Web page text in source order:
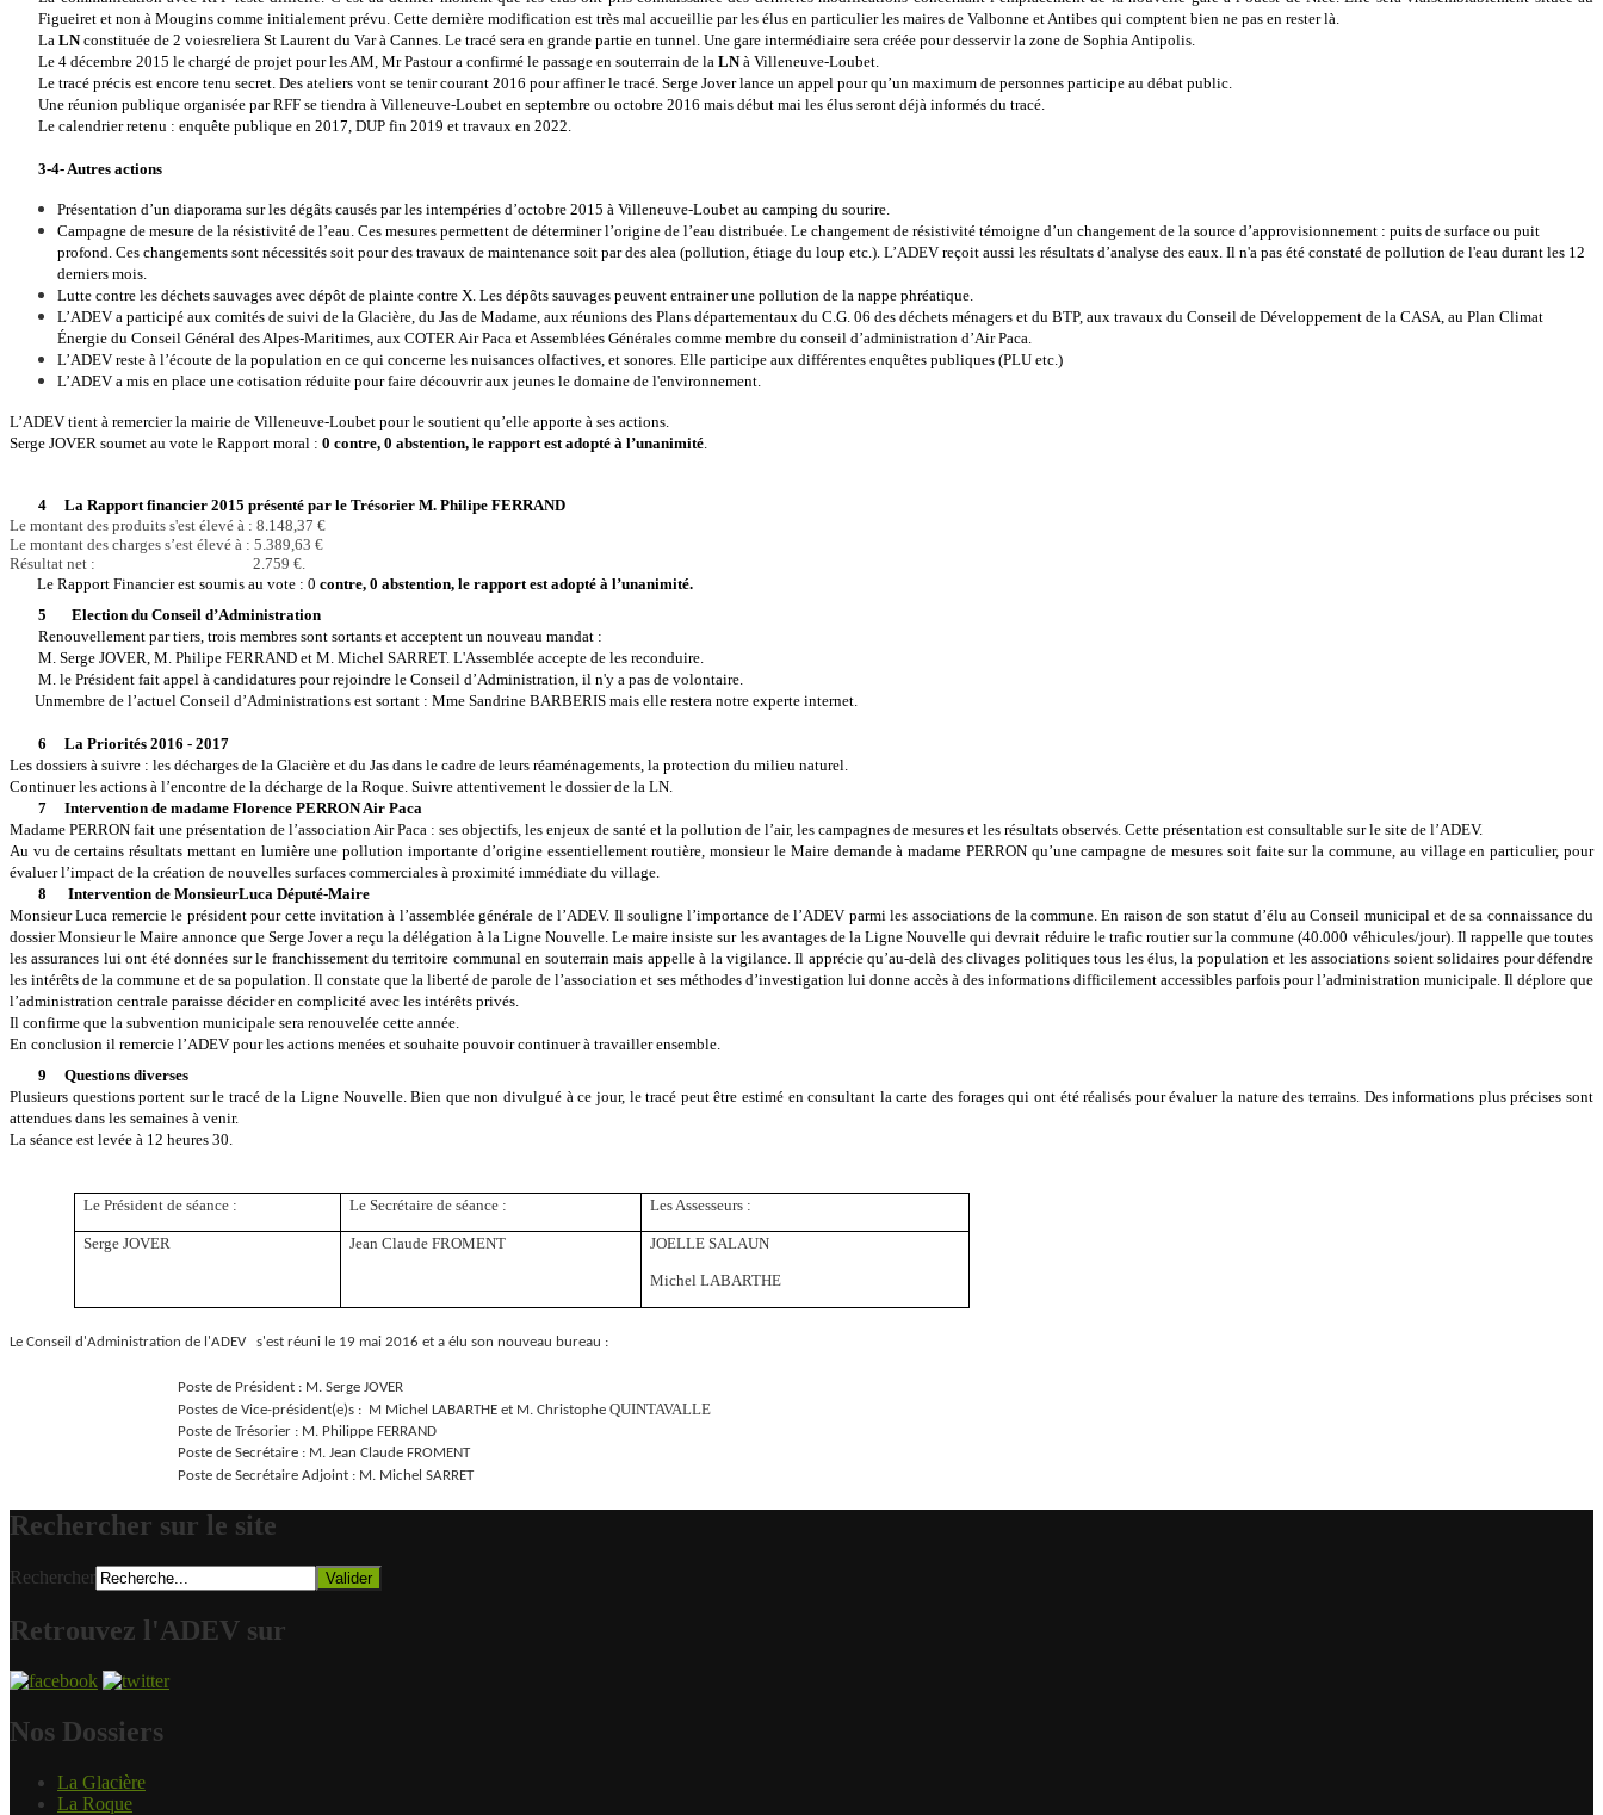
Figueiret et non à Mougins comme initialement prévu. Cette dernière modification est très mal accueillie par les élus en particulier les maires de Valbonne et Antibes qui comptent bien ne pas en rester là.
LaLNconstituée de 2 voiesreliera St Laurent du Var à Cannes. Le tracé sera en grande partie en tunnel. Une gare intermédiaire sera créée pour desservir la zone de Sophia Antipolis.
Le 4 décembre 2015 le chargé de projet pour les AM, Mr Pastour a confirmé le passage en souterrain de laLNà Villeneuve-Loubet.
Le tracé précis est encore tenu secret. Des ateliers vont se tenir courant 2016 pour affiner le tracé. Serge Jover lance un appel pour qu’un maximum de personnes participe au débat public.
Une réunion publique organisée par RFF se tiendra à Villeneuve-Loubet en septembre ou octobre 2016 mais début mai les élus seront déjà informés du tracé.
Le calendrier retenu : enquête publique en 2017, DUP fin 2019 et travaux en 2022.
3-4- Autres actions
Présentation d’un diaporama sur les dégâts causés par les intempéries d’octobre 2015 à Villeneuve-Loubet au camping du sourire.
Campagne de mesure de la résistivité de l’eau. Ces mesures permettent de déterminer l’origine de l’eau distribuée. Le changement de résistivité témoigne d’un changement de la source d’approvisionnement : puits de surface ou puit
profond. Ces changements sont nécessités soit pour des travaux de maintenance soit par des alea (pollution, étiage du loup etc.). L’ADEV reçoit aussi les résultats d’analyse des eaux. Il n'a pas été constaté de pollution de l'eau durant les 12
derniers mois.
Lutte contre les déchets sauvages avec dépôt de plainte contre X. Les dépôts sauvages peuvent entrainer une pollution de la nappe phréatique.
L’ADEV a participé aux comités de suivi de la Glacière, du Jas de Madame, aux réunions des Plans départementaux du C.G. 06 des déchets ménagers et du BTP, aux travaux du Conseil de Développement de la CASA, au Plan Climat
Énergie du Conseil Général des Alpes-Maritimes, aux COTER Air Paca et Assemblées Générales comme membre du conseil d’administration d’Air Paca.
L’ADEV reste à l’écoute de la population en ce qui concerne les nuisances olfactives, et sonores. Elle participe aux différentes enquêtes publiques (PLU etc.)
L’ADEV a mis en place une cotisation réduite pour faire découvrir aux jeunes le domaine de l'environnement.
L’ADEV tient à remercier la mairie de Villeneuve-Loubet pour le soutient qu’elle apporte à ses actions.
Serge JOVER soumet au vote le Rapport moral : 0 contre, 0 abstention, le rapport est adopté à l’unanimité.
4 La Rapport financier 2015 présenté par le Trésorier M. Philipe FERRAND
Le montant des produits s'est élevé à : 8.148,37 €
Le montant des charges s’est élevé à : 5.389,63 €
Résultat net : 2.759 €.
Le Rapport Financier est soumis au vote : 0 contre, 0 abstention, le rapport est adopté à l’unanimité.
5
Election du Conseil d’Administration
Renouvellement par tiers, trois membres sont sortants et acceptent un nouveau mandat :
M. Serge JOVER, M. Philipe FERRAND et M. Michel SARRET. L'Assemblée accepte de les reconduire.
M. le Président fait appel à candidatures pour rejoindre le Conseil d’Administration, il n'y a pas de volontaire.
Unmembre de l’actuel Conseil d’Administrations est sortant : Mme Sandrine BARBERIS mais elle restera notre experte internet.
6 La Priorités 2016 - 2017
Les dossiers à suivre : les décharges de la Glacière et du Jas dans le cadre de leurs réaménagements, la protection du milieu naturel.
Continuer les actions à l’encontre de la décharge de la Roque. Suivre attentivement le dossier de la LN.
7 Intervention de madame Florence PERRON Air Paca
Madame PERRON fait une présentation de l’association Air Paca : ses objectifs, les enjeux de santé et la pollution de l’air, les campagnes de mesures et les résultats observés. Cette présentation est consultable sur le site de l’ADEV.
Au vu de certains résultats mettant en lumière une pollution importante d’origine essentiellement routière, monsieur le Maire demande à madame PERRON qu’une campagne de mesures soit faite sur la commune, au village en particulier, pour
évaluer l’impact de la création de nouvelles surfaces commerciales à proximité immédiate du village.
8
Intervention de MonsieurLuca Député-Maire
Monsieur Luca remercie le président pour cette invitation à l’assemblée générale de l’ADEV. Il souligne l’importance de l’ADEV parmi les associations de la commune. En raison de son statut d’élu au Conseil municipal et de sa connaissance du
dossier Monsieur le Maire annonce que Serge Jover a reçu la délégation à la Ligne Nouvelle. Le maire insiste sur les avantages de la Ligne Nouvelle qui devrait réduire le trafic routier sur la commune (40.000 véhicules/jour). Il rappelle que toutes
les assurances lui ont été données sur le franchissement du territoire communal en souterrain mais appelle à la vigilance. Il apprécie qu’au-delà des clivages politiques tous les élus, la population et les associations soient solidaires pour défendre
les intérêts de la commune et de sa population. Il constate que la liberté de parole de l’association et ses méthodes d’investigation lui donne accès à des informations difficilement accessibles parfois pour l’administration municipale. Il déplore que
l’administration centrale paraisse décider en complicité avec les intérêts privés.
Il confirme que la subvention municipale sera renouvelée cette année.
En conclusion il remercie l’ADEV pour les actions menées et souhaite pouvoir continuer à travailler ensemble.
9 Questions diverses
Plusieurs questions portent sur le tracé de la Ligne Nouvelle. Bien que non divulgué à ce jour, le tracé peut être estimé en consultant la carte des forages qui ont été réalisés pour évaluer la nature des terrains. Des informations plus précises sont
attendues dans les semaines à venir.
La séance est levée à 12 heures 30.
Le Président de séance : Le Secrétaire de séance : Les Assesseurs :
Serge JOVER Jean Claude FROMENT JOELLE SALAUN
Michel LABARTHE
Le Conseil d'Administration de l'ADEV s'est réuni le 19 mai 2016 et a élu son nouveau bureau :
Poste de Président : M. Serge JOVER
Postes de Vice-président(e)s : M Michel LABARTHE et M. Christophe QUINTAVALLE
Poste de Trésorier : M. Philippe FERRAND
Poste de Secrétaire : M. Jean Claude FROMENT
Poste de Secrétaire Adjoint : M. Michel SARRET
Rechercher sur le site
Rechercher
Retrouvez l'ADEV sur
Nos Dossiers
La Glacière
La Roque